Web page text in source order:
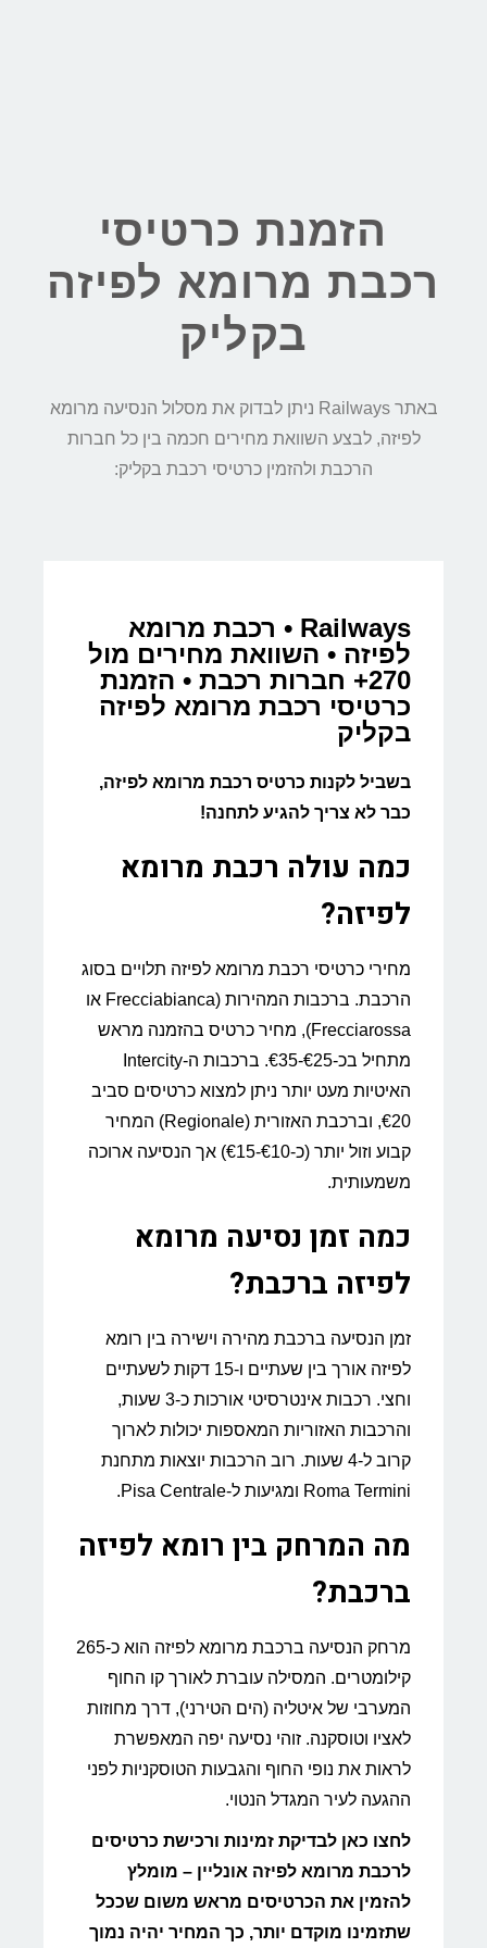
הזמנת כרטיסי
רכבת מרומא לפיזה
בקליק
באתר Railways ניתן לבדוק את מסלול הנסיעה מרומא
לפיזה, לבצע השוואת מחירים חכמה בין כל חברות
הרכבת ולהזמין כרטיסי רכבת בקליק:
Railways • רכבת מרומא
לפיזה • השוואת מחירים מול
270+ חברות רכבת • הזמנת
כרטיסי רכבת מרומא לפיזה
בקליק
בשביל לקנות כרטיס רכבת מרומא לפיזה,
כבר לא צריך להגיע לתחנה!
כמה עולה רכבת מרומא
לפיזה?
מחירי כרטיסי רכבת מרומא לפיזה תלויים בסוג
הרכבת. ברכבות המהירות (Frecciabianca או
Frecciarossa), מחיר כרטיס בהזמנה מראש
מתחיל בכ-€25-€35. ברכבות ה-Intercity
האיטיות מעט יותר ניתן למצוא כרטיסים סביב
€20, וברכבת האזורית (Regionale) המחיר
קבוע וזול יותר (כ-€10-€15) אך הנסיעה ארוכה
משמעותית.
כמה זמן נסיעה מרומא
לפיזה ברכבת?
זמן הנסיעה ברכבת מהירה וישירה בין רומא
לפיזה אורך בין שעתיים ו-15 דקות לשעתיים
וחצי. רכבות אינטרסיטי אורכות כ-3 שעות,
והרכבות האזוריות המאספות יכולות לארוך
קרוב ל-4 שעות. רוב הרכבות יוצאות מתחנת
Roma Termini ומגיעות ל-Pisa Centrale.
מה המרחק בין רומא לפיזה
ברכבת?
מרחק הנסיעה ברכבת מרומא לפיזה הוא כ-265
קילומטרים. המסילה עוברת לאורך קו החוף
המערבי של איטליה (הים הטירני), דרך מחוזות
לאציו וטוסקנה. זוהי נסיעה יפה המאפשרת
לראות את נופי החוף והגבעות הטוסקניות לפני
ההגעה לעיר המגדל הנטוי.
לחצו כאן לבדיקת זמינות ורכישת כרטיסים
לרכבת מרומא לפיזה אונליין – מומלץ
להזמין את הכרטיסים מראש משום שככל
שתזמינו מוקדם יותר, כך המחיר יהיה נמוך